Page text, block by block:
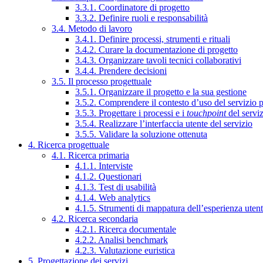
3.3.1. Coordinatore di progetto
3.3.2. Definire ruoli e responsabilità
3.4. Metodo di lavoro
3.4.1. Definire processi, strumenti e rituali
3.4.2. Curare la documentazione di progetto
3.4.3. Organizzare tavoli tecnici collaborativi
3.4.4. Prendere decisioni
3.5. Il processo progettuale
3.5.1. Organizzare il progetto e la sua gestione
3.5.2. Comprendere il contesto d’uso del servizio
3.5.3. Progettare i processi e i touchpointdel
3.5.4. Realizzare l’interfaccia utente del servizio
3.5.5. Validare la soluzione ottenuta
4. Ricerca progettuale
4.1. Ricerca primaria
4.1.1. Interviste
4.1.2. Questionari
4.1.3. Test di usabilità
4.1.4. Web analytics
4.1.5. Strumenti di mappatura dell’esperienza
4.2. Ricerca secondaria
4.2.1. Ricerca documentale
4.2.2. Analisi benchmark
4.2.3. Valutazione euristica
5. Progettazione dei servizi